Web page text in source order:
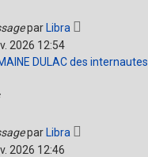
par Libra
2026 12:54
DULAC des internautes
par Libra
2026 12:46